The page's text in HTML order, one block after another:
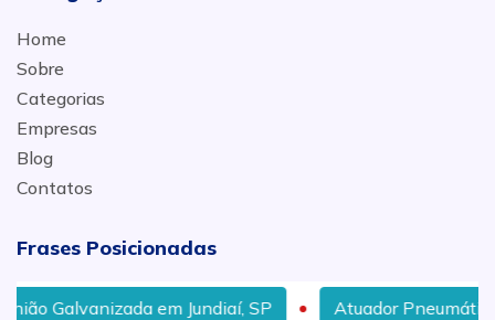
Home
Sobre
Categorias
Empresas
Blog
Contatos
Frases Posicionadas
Galvanizada em Jundiaí, SP Atuador Pneumático